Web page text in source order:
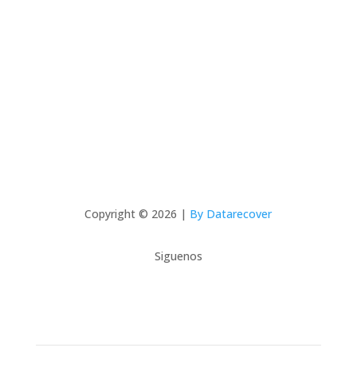
Copyright © 2026 | By Datarecover
Siguenos